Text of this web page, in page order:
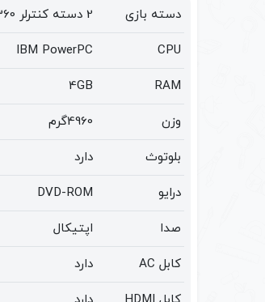
دسته بازی
2 دسته کنترلر Xbox 360
CPU
IBM PowerPC
RAM
4GB
وزن
4960گرم
بلوتوث
دارد
درایو
DVD-ROM
صدا
اپتیکال
کابل AC
دارد